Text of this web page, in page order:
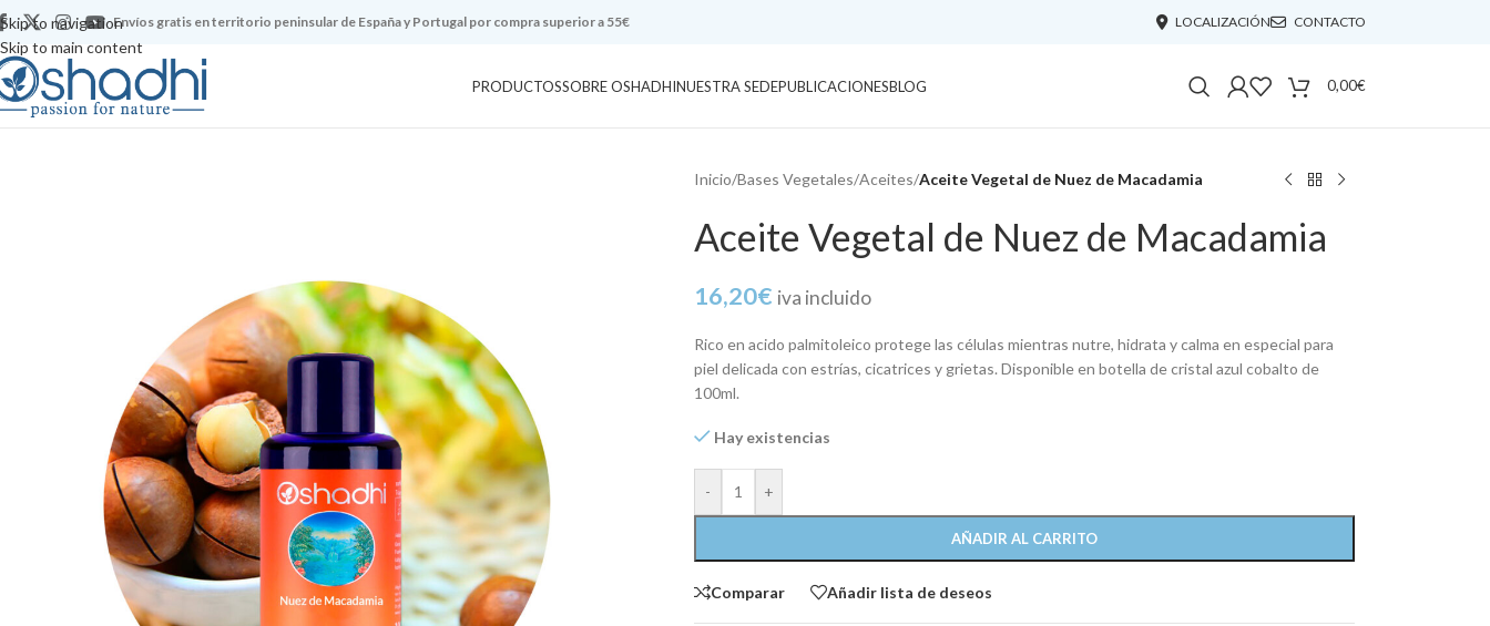
Skip to navigation
Skip to main content
Envíos gratis en territorio peninsular de España y Portugal por compra superior a 55€ LOCALIZACIÓN CONTACTO
PRODUCTOSSOBRE OSHADHINUESTRA SEDEPUBLICACIONESBLOG 0,00€
Inicio/Bases Vegetales/Aceites/Aceite Vegetal de Nuez de Macadamia
Aceite Vegetal de Nuez de Macadamia
16,20€ iva incluido
Rico en acido palmitoleico protege las células mientras nutre, hidrata y calma en especial para
piel delicada con estrías, cicatrices y grietas. Disponible en botella de cristal azul cobalto de
100ml.
Hay existencias
- +
AÑADIR AL CARRITO
Comparar Añadir lista de deseos